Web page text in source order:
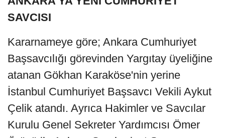
SAVCISI
Kararnameye göre; Ankara Cumhuriyet
Başsavcılığı görevinden Yargıtay üyeliğine
atanan Gökhan Karaköse'nin yerine
İstanbul Cumhuriyet Başsavcı Vekili Aykut
Çelik atandı. Ayrıca Hakimler ve Savcılar
Kurulu Genel Sekreter Yardımcısı Ömer